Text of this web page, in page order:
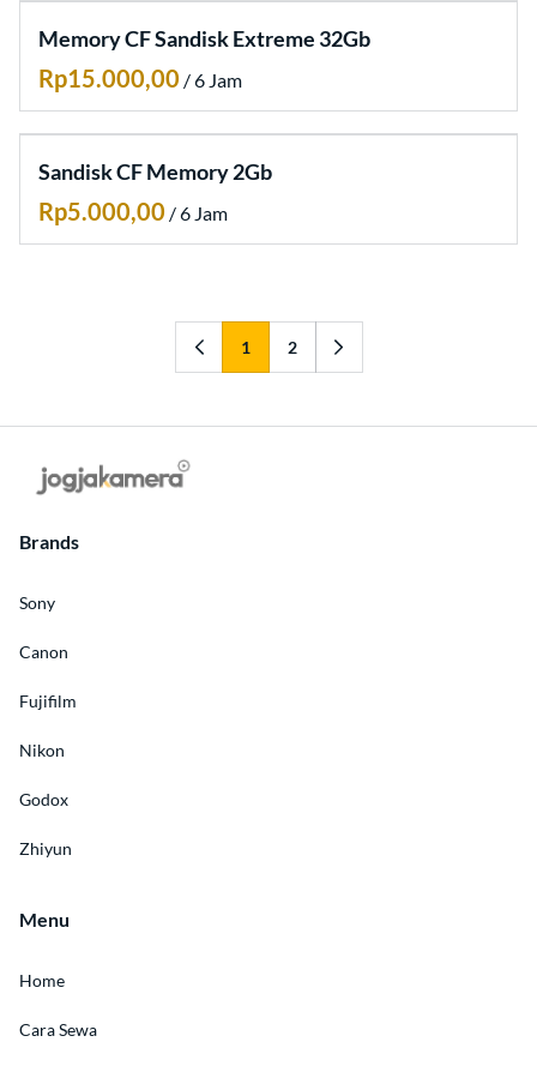
Memory CF Sandisk Extreme 32Gb
/
Sandisk CF Memory 2Gb
/
1 2
Brands
Sony
Canon
Fujifilm
Nikon
Godox
Zhiyun
Menu
Home
Cara Sewa